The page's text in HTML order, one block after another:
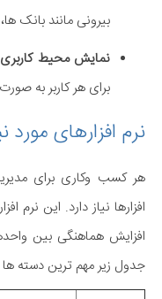
بیرونی مانند بانک
نمایش محیط
برای هر کاربر به
نرم افزارهای مورد
هر کسب وکاری برای
افزارها نیاز دارد. این نرم
افزایش هماهنگی بین
جدول زیر مهم ترین دسته ها